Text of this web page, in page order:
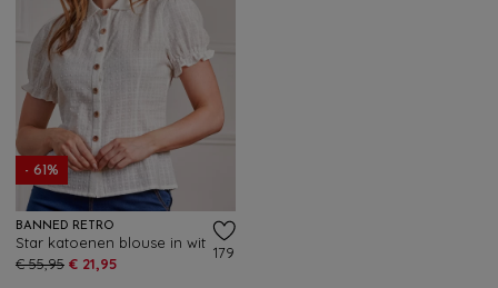
- 61%
BANNED RETRO
Star katoenen blouse in wit
€ 55,95 € 21,95
179